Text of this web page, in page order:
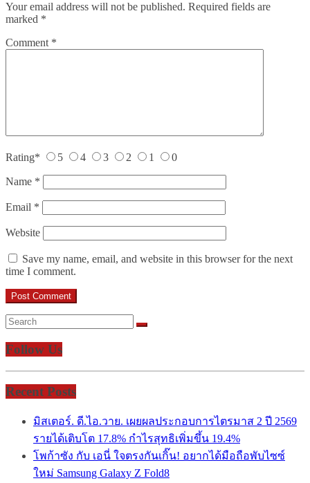
Your email address will not be published. Required fields are
marked *
Comment *
Rating* 5 4 3 2 1 0
Name *
Email *
Website
Save my name, email, and website in this browser for the next
time I comment.
Follow Us
Recent Posts
มิสเตอร์. ดี.ไอ.วาย. เผยผลประกอบการไตรมาส 2 ปี 2569
รายได้เติบโต 17.8% กำไรสุทธิเพิ่มขึ้น 19.4%
โพก้าซัง กับ เอนี่ ใจตรงกันเกิ๊น! อยากได้มือถือพับไซซ์
ใหม่ Samsung Galaxy Z Fold8